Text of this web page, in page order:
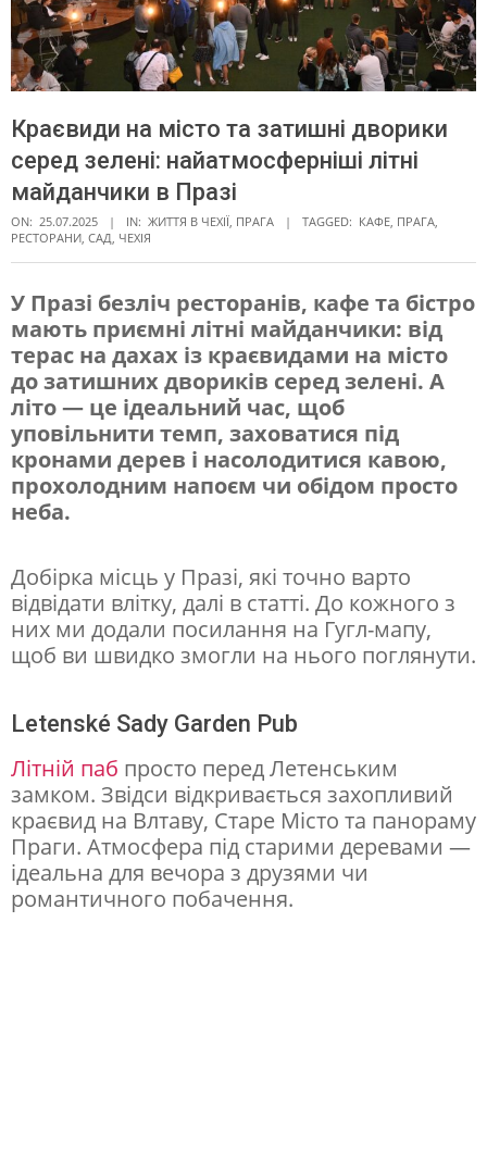
Краєвиди на місто та затишні дворики
серед зелені: найатмосферніші літні
майданчики в Празі
ON: 25.07.2025 IN: ЖИТТЯ В ЧЕXІЇ, ПРАГА TAGGED: КАФЕ, ПРАГА,
РЕСТОРАНИ, САД, ЧЕХІЯ
К
р
а
є
в
и
и
н
а
і
т
о
т
а
У Празі безліч ресторанів, кафе та бістро
мають приємні літні майданчики: від
терас на дахах із краєвидами на місто
до затишних двориків серед зелені. А
літо — це ідеальний час, щоб
уповільнити темп, заховатися під
кронами дерев і насолодитися кавою,
прохолодним напоєм чи обідом просто
неба.
Добірка місць у Празі, які точно варто
відвідати влітку, далі в статті. До кожного з
них ми додали посилання на Гугл-мапу,
щоб ви швидко змогли на нього поглянути.
Letenské Sady Garden Pub
Літній паб просто перед Летенським
замком. Звідси відкривається захопливий
краєвид на Влтаву, Старе Місто та панораму
Праги. Атмосфера під старими деревами —
ідеальна для вечора з друзями чи
романтичного побачення.